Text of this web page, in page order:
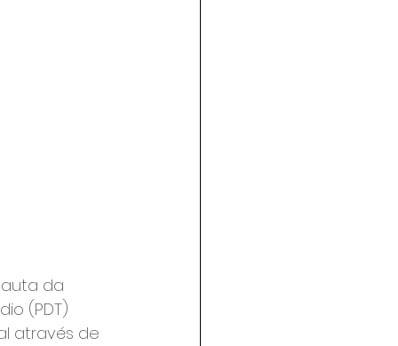
da
(PDT)
através de